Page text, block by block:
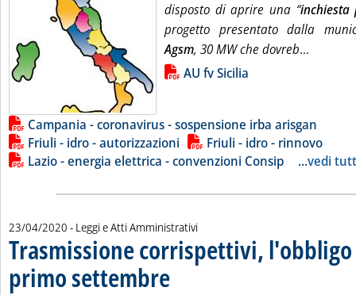
disposto di aprire una “inchiesta
progetto presentato dalla
Agsm, 30 MW che dovreb...
Lista allegati PDF alla notizia
AU fv Sicilia
Campania - coronavirus - sospensione irba arisgan
Friuli - idro - autorizzazioni
Friuli - idro - rinnovo
Lazio - energia elettrica - convenzioni Consip
...vedi
23/04/2020 - Leggi e Atti Amministrativi
Trasmissione corrispettivi,
primo settembre . Sottotitolo: Il provvedimento di Entrate e
. Pubblicata giovedì 23 aprile 2020 alle 9.26.